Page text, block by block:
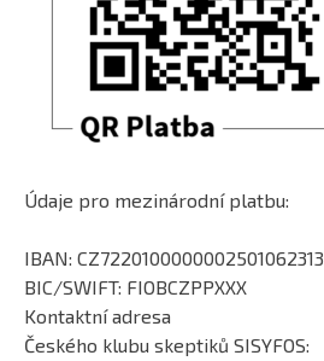
Údaje pro mezinárodní platbu:
IBAN: CZ7220100000002501062313
BIC/SWIFT: FIOBCZPPXXX
Kontaktní adresa
Českého klubu skeptiků SISYFOS: